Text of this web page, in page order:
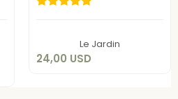
Le Jardin
24,00 USD
24,00 USD